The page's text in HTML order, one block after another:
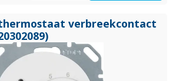
verbreekcontact